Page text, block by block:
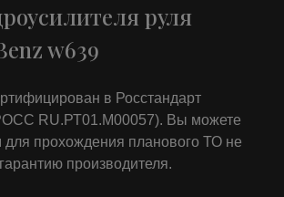
руля
w639
в Росстандарт
RU.РТ01.М00057). Вы можете
для прохождения планового ТО не
производителя.